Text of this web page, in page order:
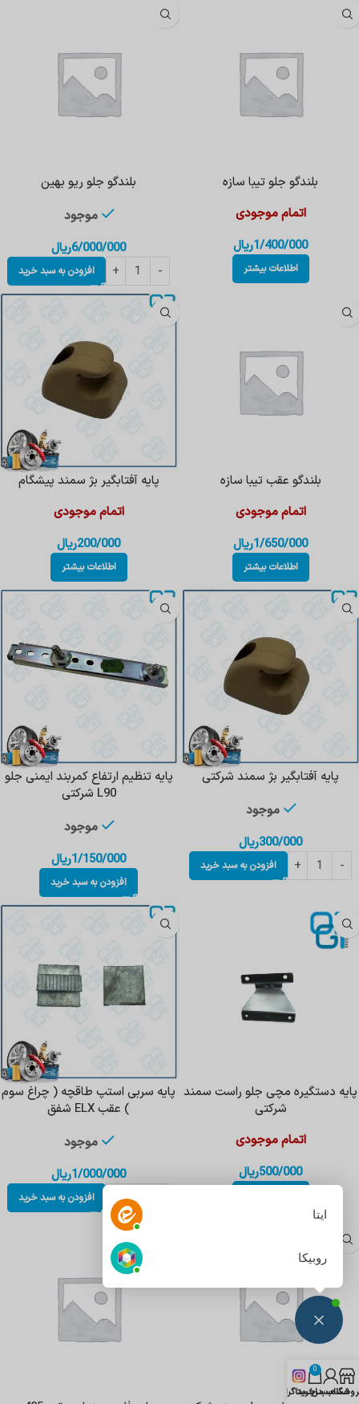
حساب من
0
سبد خرید
اینستاگرام
بلندگو جلو تیبا سازه
اتمام موجودی
1/400/000ریال
اطلاعات بیشتر
بلندگو جلو ریو بهین
موجود
6/000/000ریال
افزودن به سبد خرید
بلندگو عقب تیبا سازه
اتمام موجودی
1/650/000ریال
اطلاعات بیشتر
پایه آفتابگیر بژ سمند پیشگام
اتمام موجودی
200/000ریال
اطلاعات بیشتر
پایه آفتابگیر بژ سمند شرکتی
موجود
300/000ریال
افزودن به سبد خرید
پایه تنظیم ارتفاع کمربند ایمنی جلو
L90 شرکتی
موجود
1/150/000ریال
افزودن به سبد خرید
پایه دستگیره مچی جلو راست سمند
شرکتی
اتمام موجودی
500/000ریال
پایه سربی استپ طاقچه ( چراغ سوم
) عقب ELX شفق
موجود
1/000/000ریال
افزودن به سبد خرید
ایتا
روبیکا